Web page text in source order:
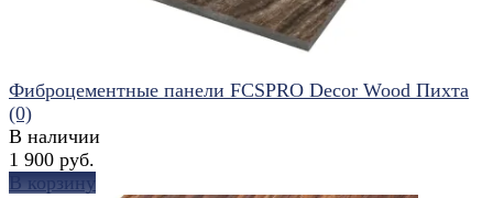
Фиброцементные панели FCSPRO Decor Wood Пихта
(0)
В наличии
1 900 руб.
В корзину